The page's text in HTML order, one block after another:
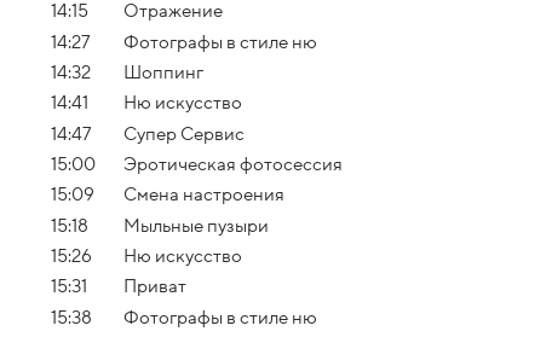
14:15
Отражение
14:27
Фотографы в стиле ню
14:32
Шоппинг
14:41
Ню искусство
14:47
Супер Сервис
15:00
Эротическая фотосессия
15:09
Смена настроения
15:18
Мыльные пузыри
15:26
Ню искусство
15:31
Приват
15:38
Фотографы в стиле ню